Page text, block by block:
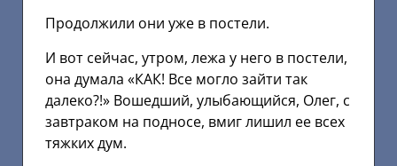
Продолжили они уже в постели.
И вот сейчас, утром, лежа у него в постели,
она думала «КАК! Все могло зайти так
далеко?!» Вошедший, улыбающийся, Олег, с
завтраком на подносе, вмиг лишил ее всех
тяжких дум.